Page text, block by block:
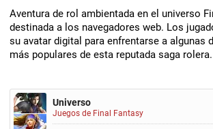
Aventura de rol ambientada en el universo
destinada a los navegadores web. Los
su avatar digital para enfrentarse a algunas
más populares de esta reputada saga rolera.
Universo
Juegos de Final Fantasy